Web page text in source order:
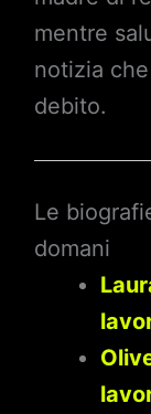
mentre
notizia
debito.
Le
domani